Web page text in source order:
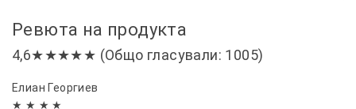
Светлинен поток: 300 lm / 2000K – ярко червена LED
светлина
LED чипове: 6 × високоефективни SMD диода
Ревюта на продукта
4,6★★★★★ (Общо гласували: 1005)
Елиан Георгиев
★ ★ ★ ★